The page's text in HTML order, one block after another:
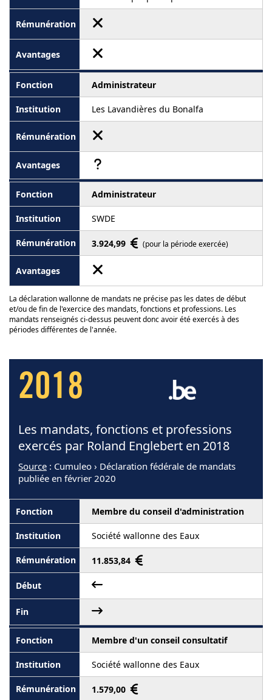
Administrateur
Les Lavandières du Bonalfa
Administrateur
SWDE
3.924,99 (pour la période exercée)
La déclaration wallonne de mandats ne précise pas les dates de début
et/ou de fin de l'exercice des mandats, fonctions et professions. Les
mandats renseignés ci-dessus peuvent donc avoir été exercés à des
périodes différentes de l'année.
2018
Les mandats, fonctions et professions
exercés par Roland Englebert en 2018
Source : Cumuleo › Déclaration fédérale de mandats
publiée en février 2020
Membre du conseil d'administration
Société wallonne des Eaux
11.853,84
Membre d'un conseil consultatif
Société wallonne des Eaux
1.579,00